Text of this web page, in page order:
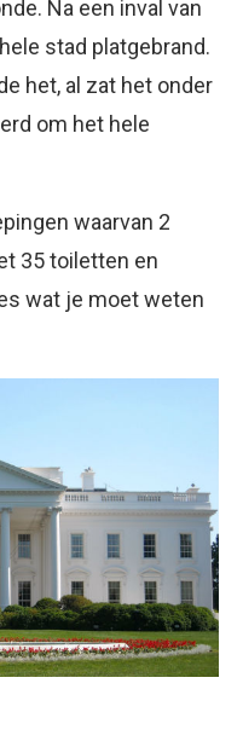
Na een inval van
stad platgebrand.
het, al zat het onder
om het hele
waarvan 2
35 toiletten en
wat je moet weten